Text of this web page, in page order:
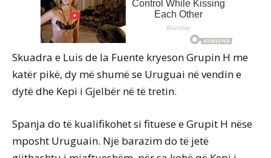
Skuadra e Luis de la Fuente kryeson Grupin H me
katër pikë, dy më shumë se Uruguai në vendin e
dytë dhe Kepi i Gjelbër në të tretin.
Spanja do të kualifikohet si fituese e Grupit H nëse
mposht Uruguain. Një barazim do të jetë